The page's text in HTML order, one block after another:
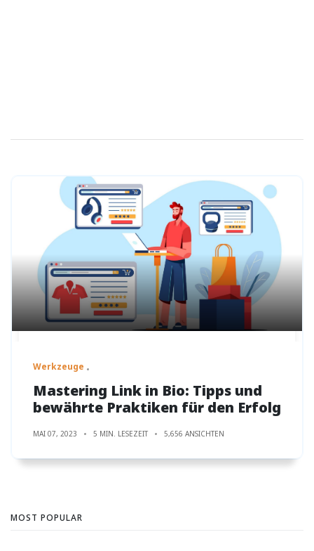
Werkzeuge
Mastering Link in Bio: Tipps und
bewährte Praktiken für den Erfolg
MAI 07, 2023 5 MIN. LESEZEIT 5,656 ANSICHTEN
MOST POPULAR